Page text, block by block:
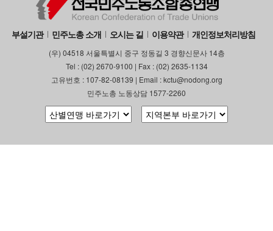
부설기관 민주노총 소개 오시는 길 이용약관 개인정보처리방침
(우) 04518 서울특별시 중구 정동길 3 경향신문사 14층
Tel : (02) 2670-9100 | Fax : (02) 2635-1134
고유번호 : 107-82-08139 | Email : kctu@nodong.org
민주노총 노동상담 1577-2260